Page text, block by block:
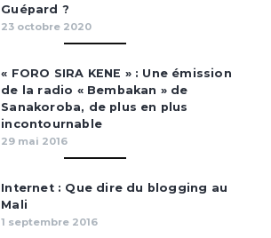
Guépard ?
23 octobre 2020
« FORO SIRA KENE » : Une émission
de la radio « Bembakan » de
Sanakoroba, de plus en plus
incontournable
29 mai 2016
Internet : Que dire du blogging au
Mali
1 septembre 2016